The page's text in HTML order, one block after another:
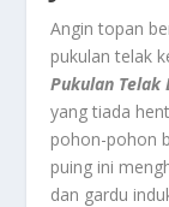
Angin topan
pukulan telak
Pukulan Telak
yang tiada
pohon-pohon
puing ini
dan gardu